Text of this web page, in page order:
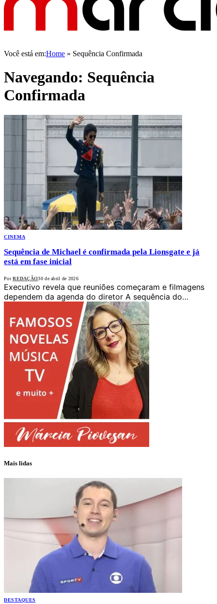
Você está em:Home » Sequência Confirmada
Navegando: Sequência
Confirmada
CINEMA
Sequência de Michael é confirmada pela Lionsgate e já
está em fase inicial
Por REDAÇÃO30 de abril de 2026
Executivo revela que reuniões começaram e filmagens
dependem da agenda do diretor A sequência do…
Mais lidas
DESTAQUES